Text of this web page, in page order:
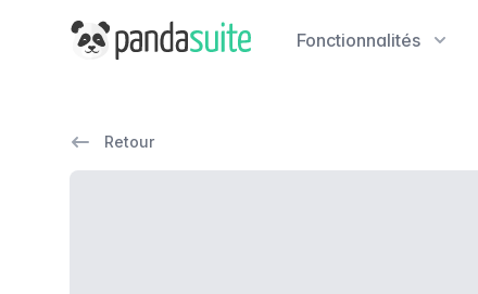
PandaSuite Fonctionnalités
Retour